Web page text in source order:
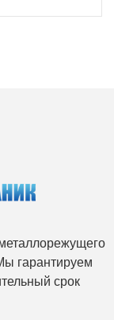
гарантируем
срок